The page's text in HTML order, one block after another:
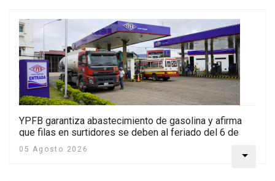
YPFB garantiza abastecimiento de gasolina y afirma
que filas en surtidores se deben al feriado del 6 de
agosto
05 Agosto 2026